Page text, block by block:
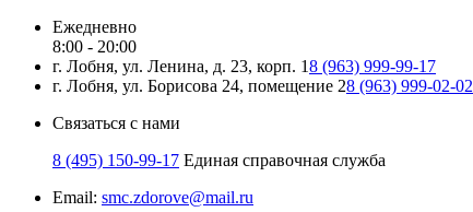
Ежедневно
8:00 - 20:00
г. Лобня, ул. Ленина, д. 23, корп. 18 (963) 999-99-17
г. Лобня, ул. Борисова 24, помещение 28 (963) 999-02-02
Связаться с нами
8 (495) 150-99-17 Единая справочная служба
Email: smc.zdorove@mail.ru